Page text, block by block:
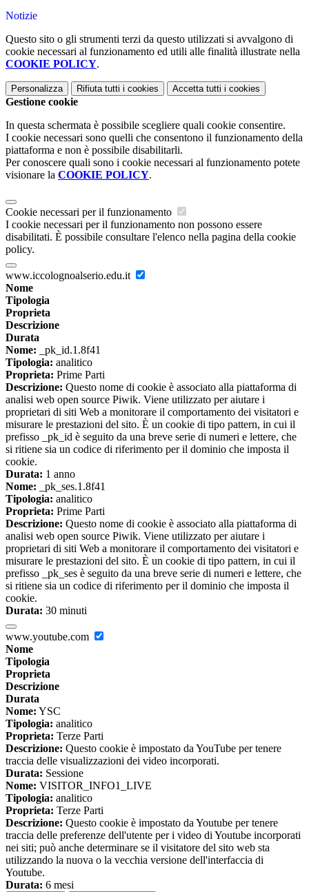
Notizie
Questo sito o gli strumenti terzi da questo utilizzati si avvalgono di
cookie necessari al funzionamento ed utili alle finalità illustrate nella
COOKIE POLICY.
Personalizza Rifiuta tutti i cookies Accetta tutti i cookies
Gestione cookie
In questa schermata è possibile scegliere quali cookie consentire.
I cookie necessari sono quelli che consentono il funzionamento della
piattaforma e non è possibile disabilitarli.
Per conoscere quali sono i cookie necessari al funzionamento potete
visionare la COOKIE POLICY.
Cookie necessari per il funzionamento
I cookie necessari per il funzionamento non possono essere
disabilitati. È possibile consultare l'elenco nella pagina della cookie
policy.
www.iccolognoalserio.edu.it
Nome
Tipologia
Proprieta
Descrizione
Durata
Nome: _pk_id.1.8f41
Tipologia: analitico
Proprieta: Prime Parti
Descrizione: Questo nome di cookie è associato alla piattaforma di
analisi web open source Piwik. Viene utilizzato per aiutare i
proprietari di siti Web a monitorare il comportamento dei visitatori e
misurare le prestazioni del sito. È un cookie di tipo pattern, in cui il
prefisso _pk_id è seguito da una breve serie di numeri e lettere, che
si ritiene sia un codice di riferimento per il dominio che imposta il
cookie.
Durata: 1 anno
Nome: _pk_ses.1.8f41
Tipologia: analitico
Proprieta: Prime Parti
Descrizione: Questo nome di cookie è associato alla piattaforma di
analisi web open source Piwik. Viene utilizzato per aiutare i
proprietari di siti Web a monitorare il comportamento dei visitatori e
misurare le prestazioni del sito. È un cookie di tipo pattern, in cui il
prefisso _pk_ses è seguito da una breve serie di numeri e lettere, che
si ritiene sia un codice di riferimento per il dominio che imposta il
cookie.
Durata: 30 minuti
www.youtube.com
Nome
Tipologia
Proprieta
Descrizione
Durata
Nome: YSC
Tipologia: analitico
Proprieta: Terze Parti
Descrizione: Questo cookie è impostato da YouTube per tenere
traccia delle visualizzazioni dei video incorporati.
Durata: Sessione
Nome: VISITOR_INFO1_LIVE
Tipologia: analitico
Proprieta: Terze Parti
Descrizione: Questo cookie è impostato da Youtube per tenere
traccia delle preferenze dell'utente per i video di Youtube incorporati
nei siti; può anche determinare se il visitatore del sito web sta
utilizzando la nuova o la vecchia versione dell'interfaccia di
Youtube.
Durata: 6 mesi